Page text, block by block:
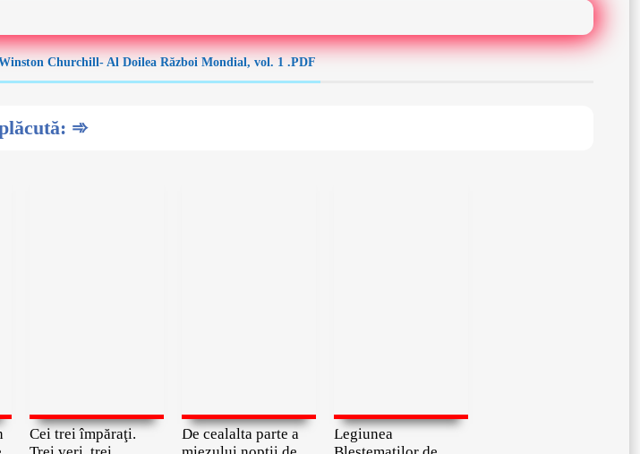
Churchill- Al Doilea Război Mondial, vol. 1 .PDF
➾
Cei trei împăraţi.
De cealalta parte a
Legiunea